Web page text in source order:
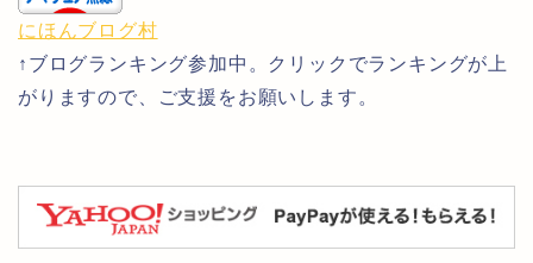
にほんブログ村
↑ブログランキング参加中。クリックでランキングが上
がりますので、ご支援をお願いします。